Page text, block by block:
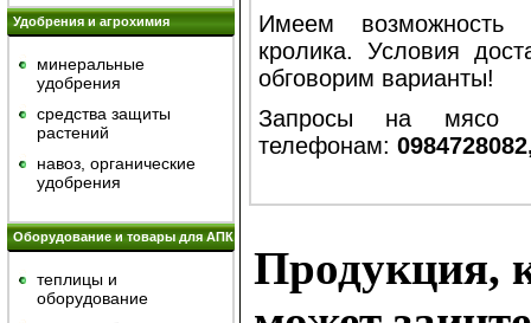
Удобрения и агрохимия
минеральные
удобрения
средства защиты
растений
навоз, органические
удобрения
Оборудование и товары для АПК
теплицы и
оборудование
Имеем возможность
кролика. Условия
обговорим варианты!
Запросы на мясо
телефонам:
Продукция,